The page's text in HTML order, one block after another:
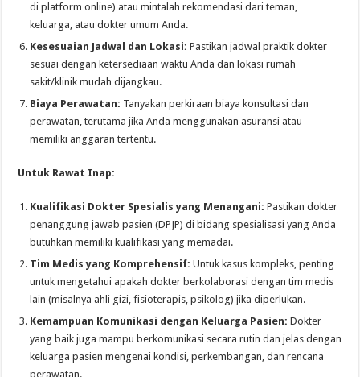
di platform online) atau mintalah rekomendasi dari teman,
keluarga, atau dokter umum Anda.
Kesesuaian Jadwal dan Lokasi: Pastikan jadwal praktik dokter
sesuai dengan ketersediaan waktu Anda dan lokasi rumah
sakit/klinik mudah dijangkau.
Biaya Perawatan: Tanyakan perkiraan biaya konsultasi dan
perawatan, terutama jika Anda menggunakan asuransi atau
memiliki anggaran tertentu.
Untuk Rawat Inap:
Kualifikasi Dokter Spesialis yang Menangani: Pastikan dokter
penanggung jawab pasien (DPJP) di bidang spesialisasi yang Anda
butuhkan memiliki kualifikasi yang memadai.
Tim Medis yang Komprehensif: Untuk kasus kompleks, penting
untuk mengetahui apakah dokter berkolaborasi dengan tim medis
lain (misalnya ahli gizi, fisioterapis, psikolog) jika diperlukan.
Kemampuan Komunikasi dengan Keluarga Pasien: Dokter
yang baik juga mampu berkomunikasi secara rutin dan jelas dengan
keluarga pasien mengenai kondisi, perkembangan, dan rencana
perawatan.